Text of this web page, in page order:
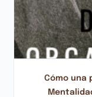
Cómo una